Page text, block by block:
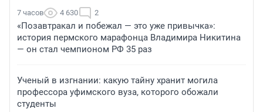
7 часов 4 630 2
«Позавтракал и побежал — это уже привычка»:
история пермского марафонца Владимира Никитина
— он стал чемпионом РФ 35 раз
Ученый в изгнании: какую тайну хранит могила
профессора уфимского вуза, которого обожали
студенты